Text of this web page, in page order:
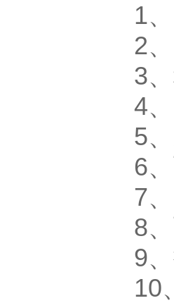
1
2
3
4
5
6
7
8
9
10